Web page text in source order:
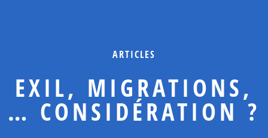
ARTICLES
EXIL, MIGRATIONS,
… CONSIDÉRATION ?